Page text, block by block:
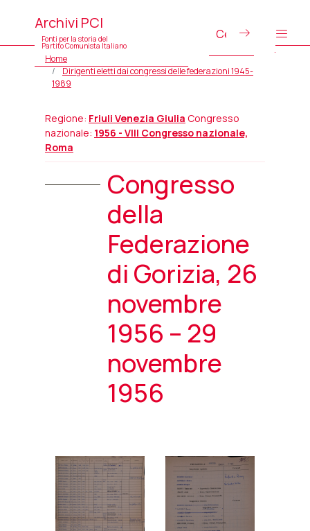
Archivi PCI
Fonti per la storia del
Partito Comunista Italiano
Home
Dirigenti eletti dai congressi delle federazioni 1945-
1989
Regione: Friuli Venezia Giulia Congresso
nazionale: 1956 - VIII Congresso nazionale,
Roma
Congresso
della
Federazione
di Gorizia, 26
novembre
1956 – 29
novembre
1956